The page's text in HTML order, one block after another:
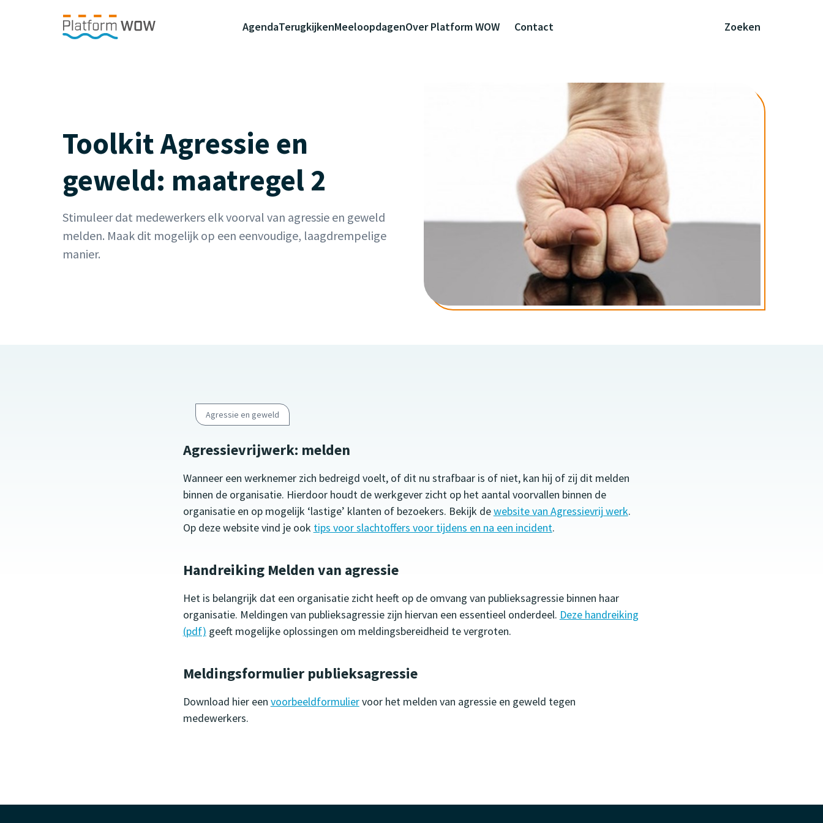
AgendaTerugkijkenMeeloopdagenOver Platform WOW Contact Zoeken
Toolkit Agressie en
geweld: maatregel 2
Stimuleer dat medewerkers elk voorval van agressie en geweld
melden. Maak dit mogelijk op een eenvoudige, laagdrempelige
manier.
Agressie en geweld
Agressievrijwerk: melden
Wanneer een werknemer zich bedreigd voelt, of dit nu strafbaar is of niet, kan hij of zij dit melden
binnen de organisatie. Hierdoor houdt de werkgever zicht op het aantal voorvallen binnen de
organisatie en op mogelijk ‘lastige’ klanten of bezoekers. Bekijk dewebsite van Agressievrij werk.
Op deze website vind je ook tips voor slachtoffers voor tijdens en na een incident.
Handreiking Melden van agressie
Het is belangrijk dat een organisatie zicht heeft op de omvang van publieksagressie binnen haar
organisatie. Meldingen van publieksagressie zijn hiervan een essentieel onderdeel. Deze handreiking
(pdf) geeft mogelijke oplossingen om meldingsbereidheid te vergroten.
Meldingsformulier publieksagressie
Download hier een voorbeeldformuliervoor het melden van agressie en geweld tegen
medewerkers.